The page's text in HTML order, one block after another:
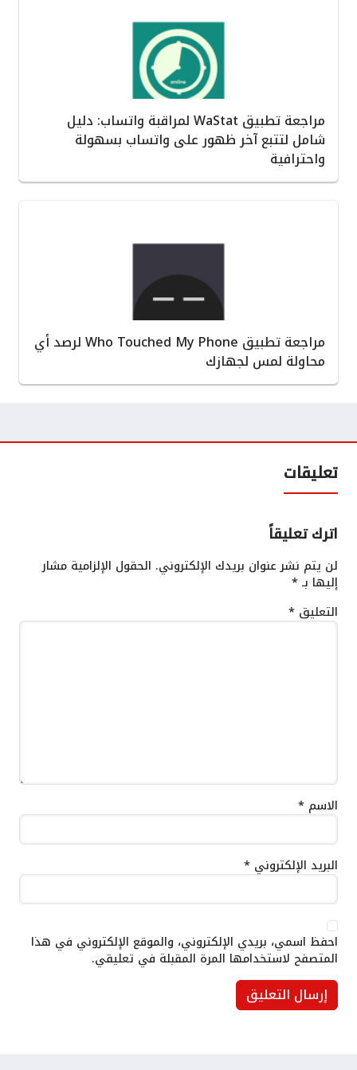
مراجعة تطبيق WaStat لمراقبة واتساب: دليل
شامل لتتبع آخر ظهور على واتساب بسهولة
واحترافية
مراجعة تطبيق Who Touched My Phone لرصد أي
محاولة لمس لجهازك
تعليقات
اترك تعليقاً
لن يتم نشر عنوان بريدك الإلكتروني. الحقول الإلزامية مشار
إليها بـ*
التعليق *
الاسم *
البريد الإلكتروني *
احفظ اسمي، بريدي الإلكتروني، والموقع الإلكتروني في هذا
المتصفح لاستخدامها المرة المقبلة في تعليقي.